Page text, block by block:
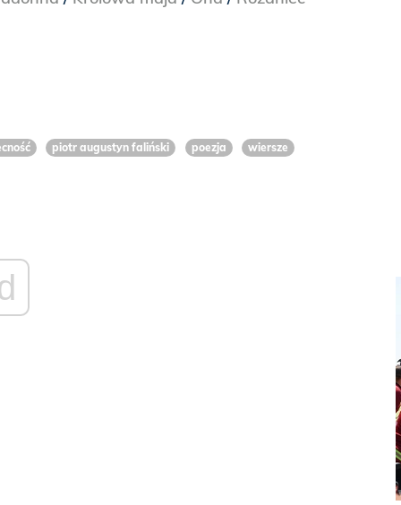
piotr augustyn faliński poezja wiersze